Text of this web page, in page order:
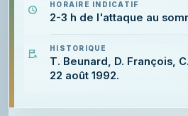
HORAIRE INDICATIF
2-3 h de l'attaque au
HISTORIQUE
T. Beunard, D. François,
22 août 1992.